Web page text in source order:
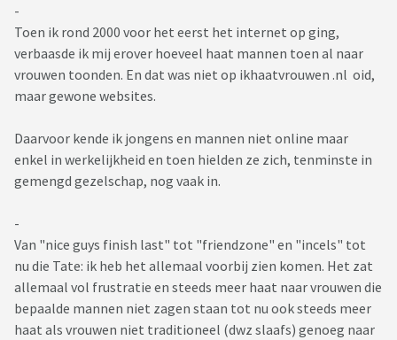
-
Toen ik rond 2000 voor het eerst het internet op ging,
verbaasde ik mij erover hoeveel haat mannen toen al naar
vrouwen toonden. En dat was niet op ikhaatvrouwen .nl oid,
maar gewone websites.
Daarvoor kende ik jongens en mannen niet online maar
enkel in werkelijkheid en toen hielden ze zich, tenminste in
gemengd gezelschap, nog vaak in.
-
Van "nice guys finish last" tot "friendzone" en "incels" tot
nu die Tate: ik heb het allemaal voorbij zien komen. Het zat
allemaal vol frustratie en steeds meer haat naar vrouwen die
bepaalde mannen niet zagen staan tot nu ook steeds meer
haat als vrouwen niet traditioneel (dwz slaafs) genoeg naar